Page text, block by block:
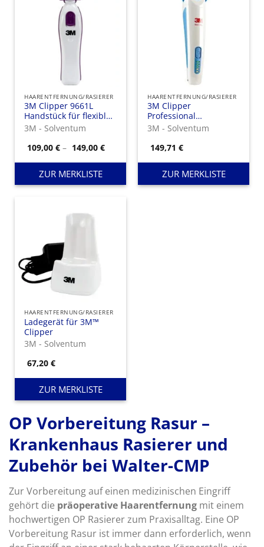
HAARENTFERNUNG/RASIERER
3M Clipper 9661L
Handstück für flexiblen
Scherkopf
3M - Solventum
109,00€ – 149,00€Preisspanne:
109,00 €
bis
ZUR MERKLISTE
HAARENTFERNUNG/RASIERER
3M Clipper
Professional
Handstück
3M - Solventum
149,71€
ZUR MERKLISTE
HAARENTFERNUNG/RASIERER
Ladegerät für 3M™
Clipper
3M - Solventum
67,20€
ZUR MERKLISTE
OP Vorbereitung Rasur –
Krankenhaus Rasierer und
Zubehör bei Walter-CMP
Zur Vorbereitung auf einen medizinischen Eingriff
gehört die präoperative Haarentfernung mit einem
hochwertigen OP Rasierer zum Praxisalltag. Eine OP
Vorbereitung Rasur ist immer dann erforderlich, wenn